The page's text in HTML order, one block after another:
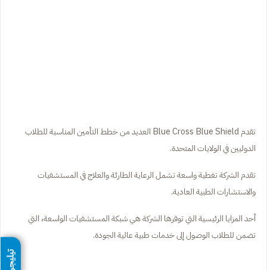
تقدم Blue Cross Blue Shield العديد من خطط التأمين المناسبة للطلاب
الدوليين في الولايات المتحدة.
تقدم الشركة تغطية واسعة تشمل الرعاية الطارئة والعلاج في المستشفيات
والاستشارات الطبية العادية.
أحد المزايا الرئيسية التي توفرها الشركة هي شبكة المستشفيات الواسعة، التي
تضمن للطلاب الوصول إلى خدمات طبية عالية الجودة.